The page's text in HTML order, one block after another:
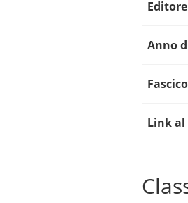
Editore
Anno
Link